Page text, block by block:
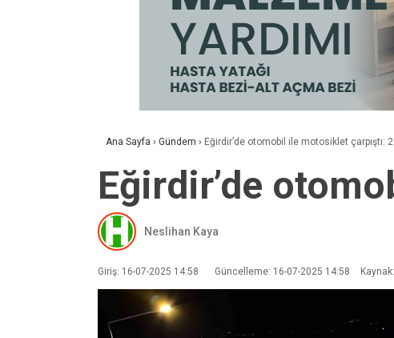
Ana Sayfa › Gündem › Eğirdir’de otomobil ile motosiklet çarpıştı: 2
Eğirdir’de
Neslihan Kaya
Giriş: 16-07-2025 14:58 Güncelleme: 16-07-2025 14:58